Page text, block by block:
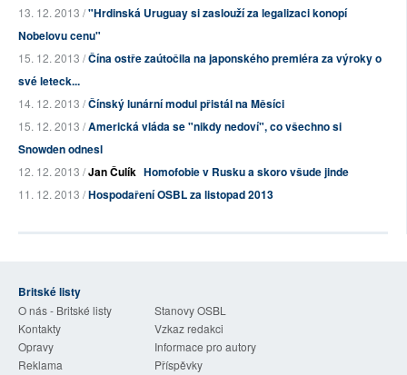
13. 12. 2013 /"Hrdinská Uruguay si zaslouží za legalizaci konopí
Nobelovu cenu"
15. 12. 2013 /Čína ostře zaútočila na japonského premiéra za výroky o
své leteck...
14. 12. 2013 /Čínský lunární modul přistál na Měsíci
15. 12. 2013 /Americká vláda se "nikdy nedoví", co všechno si
Snowden odnesl
12. 12. 2013 /Jan Čulík Homofobie v Rusku a skoro všude jinde
11. 12. 2013 /Hospodaření OSBL za listopad 2013
Britské listy
O nás - Britské listy
Stanovy OSBL
Kontakty
Vzkaz redakci
Opravy
Informace pro autory
Reklama
Příspěvky